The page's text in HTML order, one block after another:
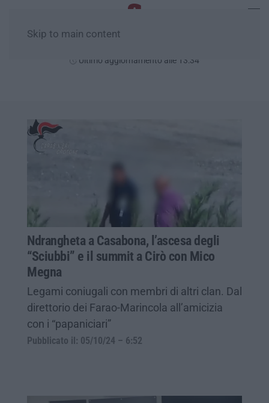
Skip to main content
Ultimo aggiornamento alle 13:34
Ndrangheta a Casabona, l’ascesa degli
“Sciubbi” e il summit a Cirò con Mico
Megna
Legami coniugali con membri di altri clan. Dal
direttorio dei Farao-Marincola all’amicizia
con i “papaniciari”
Pubblicato il: 05/10/24 – 6:52